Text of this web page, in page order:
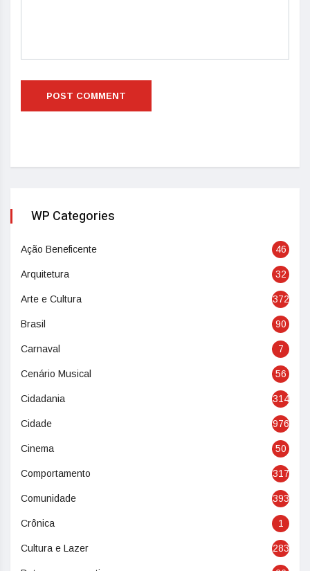
WP Categories
Ação Beneficente 46
Arquitetura 32
Arte e Cultura 372
Brasil 90
Carnaval 7
Cenário Musical 56
Cidadania 314
Cidade 976
Cinema 50
Comportamento 317
Comunidade 393
Crônica 1
Cultura e Lazer 283